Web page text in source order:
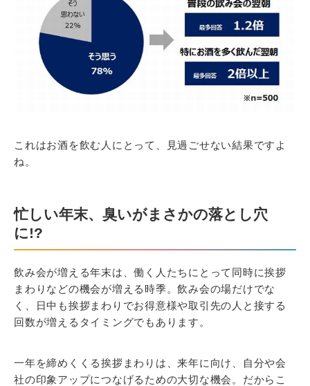
これはお酒を飲む人にとって、見過ごせない結果ですよ
ね。
忙しい年末、臭いがまさかの落とし穴
に!?
飲み会が増える年末は、働く人たちにとって同時に挨拶
まわりなどの機会が増える時季。飲み会の場だけでな
く、日中も挨拶まわりでお得意様や取引先の人と接する
回数が増えるタイミングでもあります。
一年を締めくくる挨拶まわりは、来年に向け、自分や会
社の印象アップにつなげるための大切な機会。だからこ